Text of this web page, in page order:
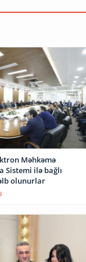
Məhkəmə
Sistemi ilə bağlı
olunurlar